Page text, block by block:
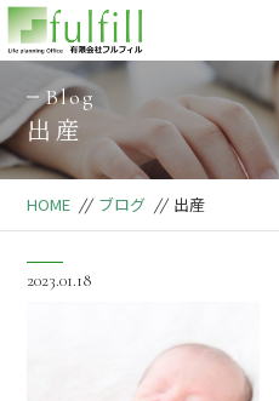
Blog
出産
HOME // ブログ // 出産
2023.01.18